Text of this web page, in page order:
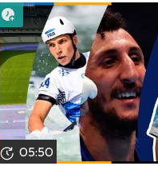
05:50
Lire plus tard